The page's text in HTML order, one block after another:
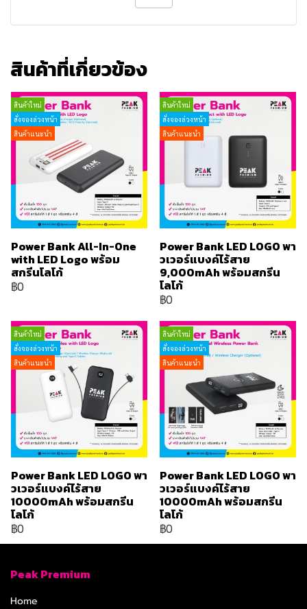
สินค้าที่เกี่ยวข้อง
สินค้าใหม่
สั่งจองล่วงหน้า
สินค้าแนะนำ
Power Bank All-In-One
with LED Logo พร้อม
สกรีนโลโก้
฿0
สินค้าใหม่
สั่งจองล่วงหน้า
สินค้าแนะนำ
Power Bank LED LOGO พา
วเวอร์แบงค์ไร้สาย
9,000mAh พร้อมสกรีน
โลโก้
฿0
สินค้าใหม่
สั่งจองล่วงหน้า
สินค้าแนะนำ
Power Bank LED LOGO พา
วเวอร์แบงค์ไร้สาย
10000mAh พร้อมสกรีน
โลโก้
฿0
สินค้าใหม่
สั่งจองล่วงหน้า
สินค้าแนะนำ
Power Bank LED LOGO พา
วเวอร์แบงค์ไร้สาย
10000mAh พร้อมสกรีน
โลโก้
฿0
Peak Premium
Home